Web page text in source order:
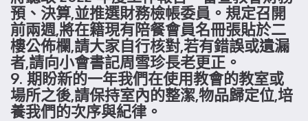
預、決算,並推選財務檢帳委員。規定召開
前兩週,將在籍現有陪餐會員名冊張貼於二
樓公佈欄,請大家自行核對,若有錯誤或遺漏
者,請向小會書記周雪珍長老更正。
9. 期盼新的一年我們在使用教會的教室或
場所之後,請保持室內的整潔,物品歸定位,培
養我們的次序與紀律。